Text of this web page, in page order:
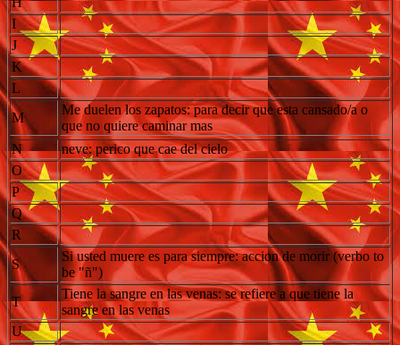
I
J
K
L
M
Me duelen los zapatos: para decir que esta cansado/a o
que no quiere caminar mas
N
neve: perico que cae del cielo
O
P
Q
R
S
Si usted muere es para siempre: accion de morir (verbo to
be "ñ")
T
Tiene la sangre en las venas: se refiere a que tiene la
sangre en las venas
U